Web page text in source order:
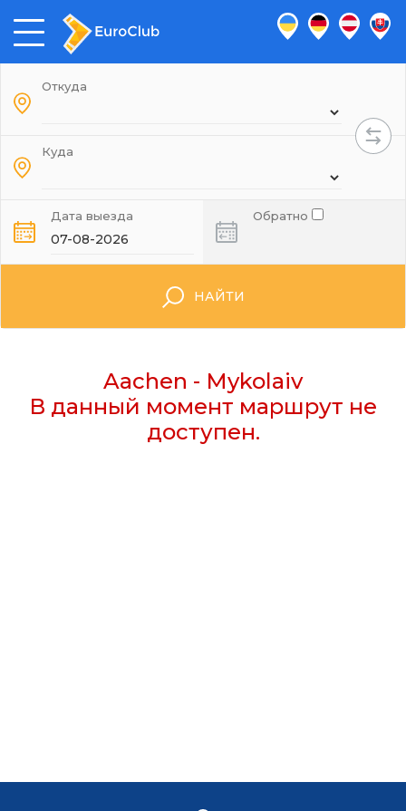
Откуда
Куда
Дата выезда Обратно
НАЙТИ
Aachen - Mykolaiv
В данный момент маршрут не
доступен.